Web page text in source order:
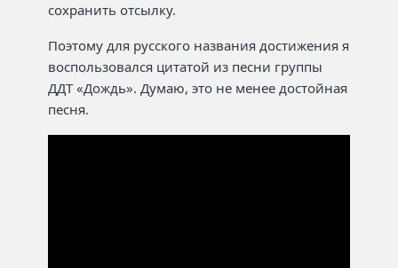
сохранить отсылку.
Поэтому для русского названия достижения я
воспользовался цитатой из песни группы
ДДТ «Дождь». Думаю, это не менее достойная
песня.